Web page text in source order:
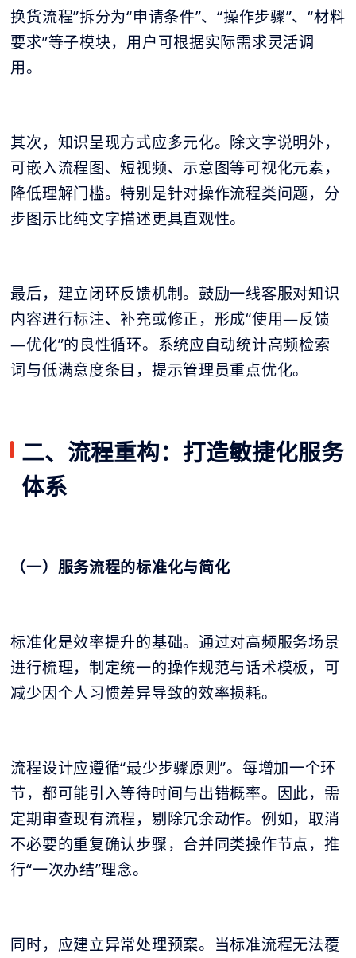
换货流程”拆分为“申请条件”、“操作步骤”、“材料
要求”等子模块，用户可根据实际需求灵活调
用。
其次，知识呈现方式应多元化。除文字说明外，
可嵌入流程图、短视频、示意图等可视化元素，
降低理解门槛。特别是针对操作流程类问题，分
步图示比纯文字描述更具直观性。
最后，建立闭环反馈机制。鼓励一线客服对知识
内容进行标注、补充或修正，形成“使用—反馈
—优化”的良性循环。系统应自动统计高频检索
词与低满意度条目，提示管理员重点优化。
二、流程重构：打造敏捷化服务
体系
（一）服务流程的标准化与简化
标准化是效率提升的基础。通过对高频服务场景
进行梳理，制定统一的操作规范与话术模板，可
减少因个人习惯差异导致的效率损耗。
流程设计应遵循“最少步骤原则”。每增加一个环
节，都可能引入等待时间与出错概率。因此，需
定期审查现有流程，剔除冗余动作。例如，取消
不必要的重复确认步骤，合并同类操作节点，推
行“一次办结”理念。
同时，应建立异常处理预案。当标准流程无法覆